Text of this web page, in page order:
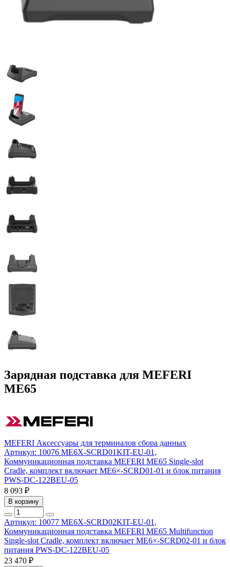
Зарядная подставка для MEFERI
ME65
MEFERI Аксессуары для терминалов сбора данных
Артикул: 10076 ME6X-SCRD01KIT-EU-01,
Коммуникационная подставка MEFERI ME65 Single-slot
Cradle, комплект включает ME6×-SCRD01-01 и блок питания
PWS-DC-122BEU-05
8 093 ₽
В корзину
Артикул: 10077 ME6X-SCRD02KIT-EU-01,
Коммуникационная подставка MEFERI ME65 Multifunction
Single-slot Cradle, комплект включает ME6×-SCRD02-01 и блок
питания PWS-DC-122BEU-05
23 470 ₽